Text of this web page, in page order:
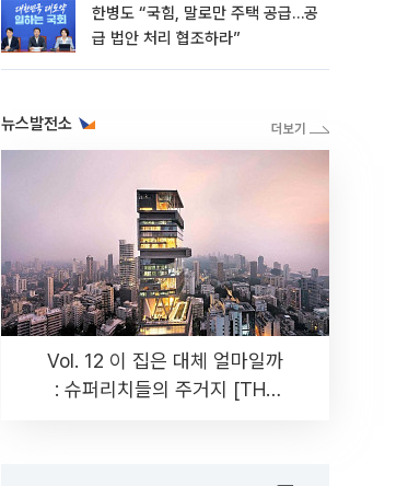
한병도 “국힘, 말로만 주택 공급…공
급 법안 처리 협조하라”
뉴스발전소
Vol. 12 이 집은 대체 얼마일까
: 슈퍼리치들의 주거지 [THE